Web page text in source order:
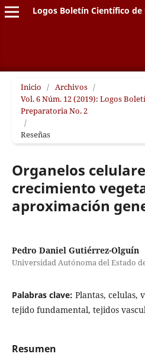
Logos Boletín Científico de
Inicio / Archivos /
Vol. 6 Núm. 12 (2019): Logos
Preparatoria No. 2
/
Reseñas
Organelos
crecimiento
aproximación
Pedro Daniel Gutiérrez-Olguín
Universidad Autónoma del Estado
Palabras clave: Plantas, celulas,
tejido fundamental, tejidos
Resumen